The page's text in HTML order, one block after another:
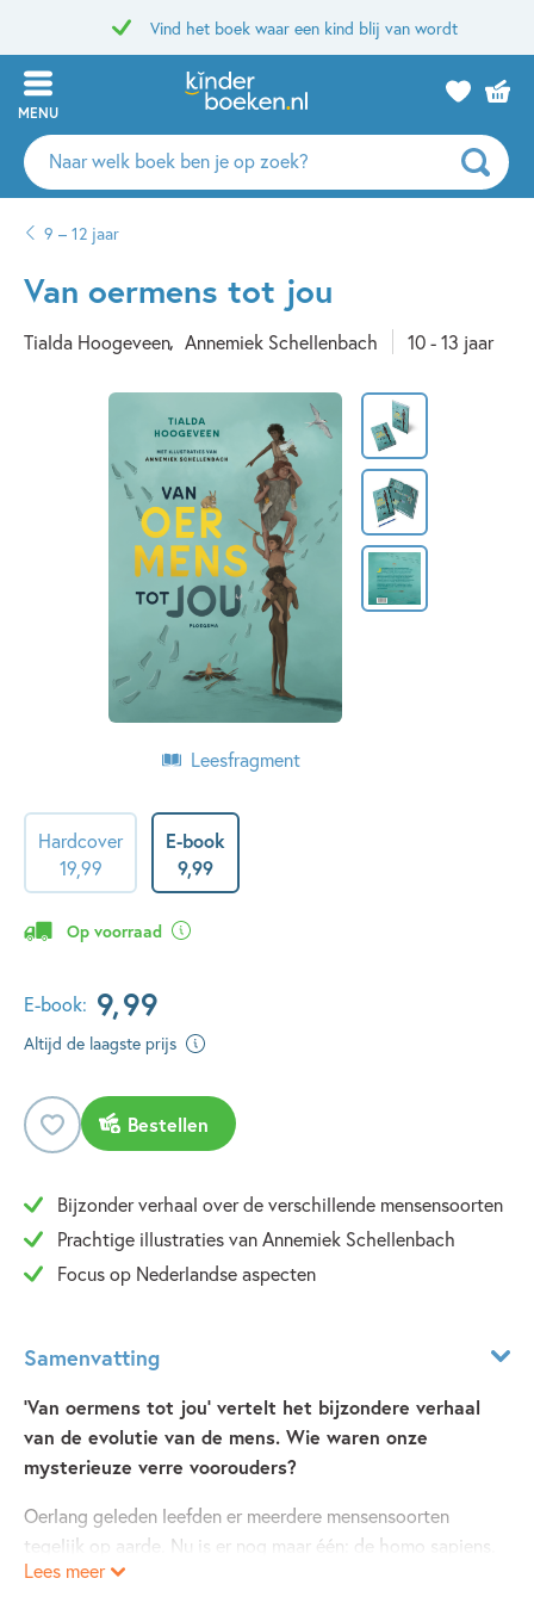
Vind het boek waar een kind blij van wordt
MENU
Zoeken
naar
auteurs
uitgevers
9 – 12 jaar
Van oermens tot jou
Tialda Hoogeveen Annemiek Schellenbach 10 - 13 jaar
Leesfragment
Hardcover
19,99
E-book
9,99
Op voorraad
E-book: 9,99
Altijd de laagste prijs
Bestellen
Bijzonder verhaal over de verschillende mensensoorten
Prachtige illustraties van Annemiek Schellenbach
Focus op Nederlandse aspecten
Samenvatting
'Van oermens tot jou' vertelt het bijzondere verhaal
van de evolutie van de mens. Wie waren onze
mysterieuze verre voorouders?
Oerlang geleden leefden er meerdere mensensoorten
tegelijk op aarde. Nu is er nog maar één: de homo sapiens.
Wie zijn onze mysterieuze voorouders? 'Van oermens tot
Lees meer